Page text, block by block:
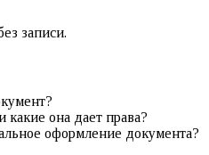
записи.
какие она дает права?
оформление документа?